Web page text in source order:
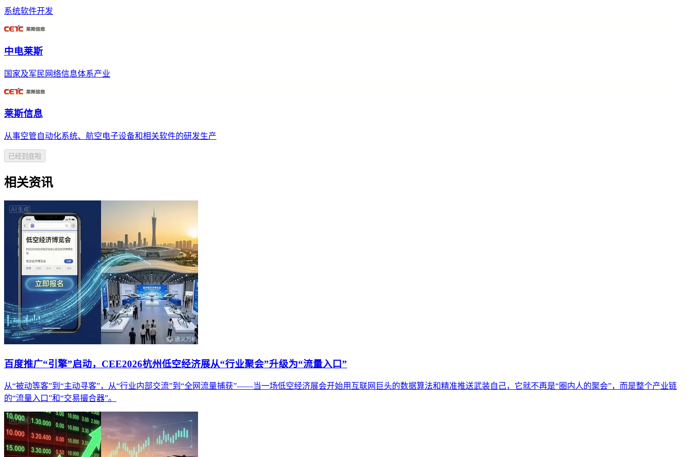
系统软件开发
中电莱斯
国家及军民网络信息体系产业
莱斯信息
从事空管自动化系统、航空电子设备和相关软件的研发生产
已经到底啦
相关资讯
百度推广“引擎”启动，CEE2026杭州低空经济展从“行业聚会”升级为“流量入口”
从“被动等客”到“主动寻客”，从“行业内部交流”到“全网流量捕获”——当一场低空经济展会开始用互联网巨头的数据算法和精准推送武装自己，它就不再是“圈内人的聚会”，而是整个产业链
的“流量入口”和“交易撮合器”。